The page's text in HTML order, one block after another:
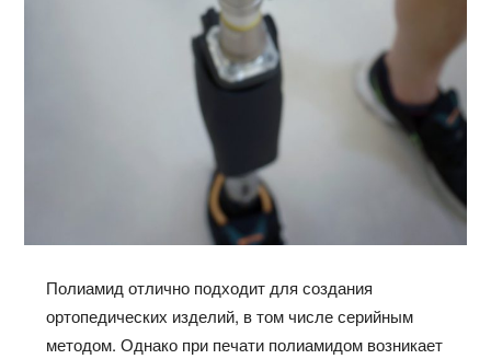
Полиамид отлично подходит для создания
ортопедических изделий, в том числе серийным
методом. Однако при печати полиамидом возникает